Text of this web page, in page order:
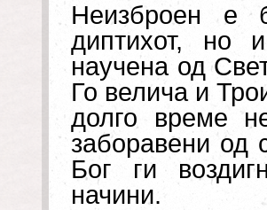
Неизброен е
диптихот, но
научена од
Го велича и
долго време
заборавени од
Бог ги
начини.